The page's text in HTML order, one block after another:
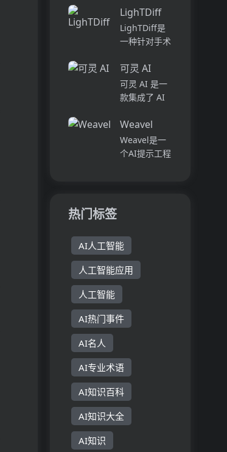
价...
OpenAI GPT-
4，致力于提
升用户的写作
体验...
供各种选项，
帮助您找到完
美的图标。拥
高分辨率
1024x1024图
标，提升您项
目的质量和专
业性。快速...
LighTDiff
LighTDiff是
一种针对手术
低光照条件下
进行增强的深
度学习模型。
Diffusion技
术，能够有效
提升图像的亮
度和清晰
可灵 AI
可灵 AI 是一
款集成了 AI
作功能的创意
生产力平台。
其主要优点在
Weavel
Weavel是一
个AI提示工程
优化大型语言
模型（LLM）
的应用。
Weavel与
Weavel ...
热门标签
AI人工智能
人工智能应用
人工智能
AI热门事件
AI名人
AI专业术语
AI知识百科
AI知识大全
AI知识